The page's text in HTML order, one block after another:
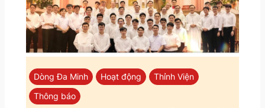
Dòng Đa Minh Hoạt động
Thỉnh Viện
Thông báo